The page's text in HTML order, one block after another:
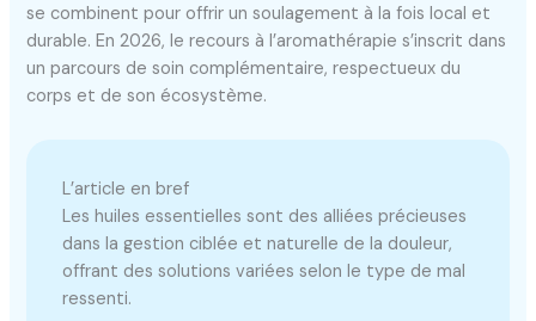
se combinent pour offrir un soulagement à la fois local et
durable. En 2026, le recours à l’aromathérapie s’inscrit dans
un parcours de soin complémentaire, respectueux du
corps et de son écosystème.
L’article en bref
Les huiles essentielles sont des alliées précieuses
dans la gestion ciblée et naturelle de la douleur,
offrant des solutions variées selon le type de mal
ressenti.